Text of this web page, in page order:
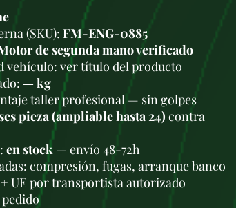
(SKU): FM-ENG-0885
de segunda mano verificado
vehículo: ver título del producto
— kg
taller profesional — sin golpes
pieza (ampliable hasta 24) contra
en stock — envío 48-72h
compresión, fugas, arranque banco
UE por transportista autorizado